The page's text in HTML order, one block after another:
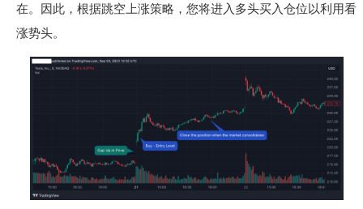
在。因此，根据跳空上涨策略，您将进入多头买入仓位以利用看
涨势头。